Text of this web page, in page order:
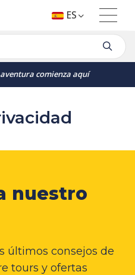
comienza aquí
ES
nuestro
últimos consejos de
tours y ofertas